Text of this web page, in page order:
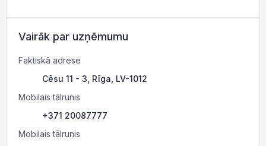
Vairāk par uzņēmumu
Faktiskā adrese
Cēsu 11 - 3, Rīga, LV-1012
Mobilais tālrunis
+371 20087777
Mobilais tālrunis